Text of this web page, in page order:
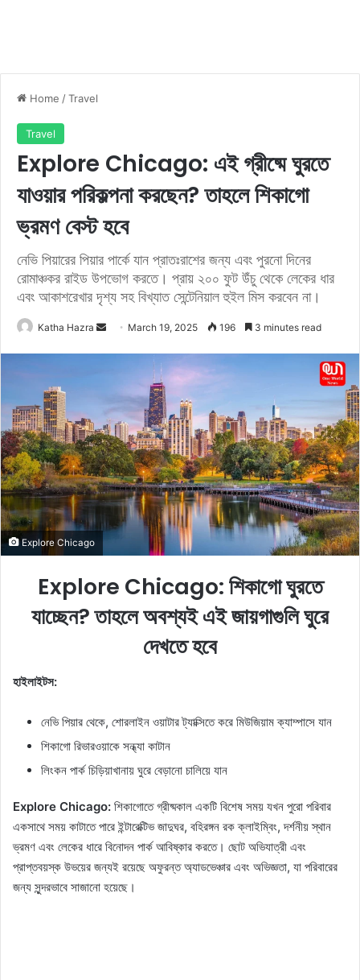
Home /Travel
Travel
Explore Chicago: এই গ্রীষ্মে ঘুরতে
যাওয়ার পরিকল্পনা করছেন? তাহলে শিকাগো
ভ্রমণ বেস্ট হবে
নেভি পিয়ারের পিয়ার পার্কে যান প্রাতঃরাশের জন্য এবং পুরনো দিনের
রোমাঞ্চকর রাইড উপভোগ করতে। প্রায় ২০০ ফুট উঁচু থেকে লেকের ধার
এবং আকাশরেখার দৃশ্য সহ বিখ্যাত সেন্টেনিয়াল হুইল মিস করবেন না।
Katha Hazra
a
n
e
m
a
i
March 19, 2025 196 3 minutes read
Explore Chicago
Explore Chicago: শিকাগো ঘুরতে
যাচ্ছেন? তাহলে অবশ্যই এই জায়গাগুলি ঘুরে
দেখতে হবে
হাইলাইটস:
নেভি পিয়ার থেকে, শোরলাইন ওয়াটার ট্যাক্সিতে করে মিউজিয়াম ক্যাম্পাসে যান
শিকাগো রিভারওয়াকে সন্ধ্যা কাটান
লিংকন পার্ক চিড়িয়াখানায় ঘুরে বেড়ানো চালিয়ে যান
Explore Chicago: শিকাগোতে গ্রীষ্মকাল একটি বিশেষ সময় যখন পুরো পরিবার
একসাথে সময় কাটাতে পারে ইন্টারেক্টিভ জাদুঘর, বহিরঙ্গন রক ক্লাইম্বিং, দর্শনীয় স্থান
ভ্রমণ এবং লেকের ধারে বিনোদন পার্ক আবিষ্কার করতে। ছোট অভিযাত্রী এবং
প্রাপ্তবয়স্ক উভয়ের জন্যই রয়েছে অফুরন্ত অ্যাডভেঞ্চার এবং অভিজ্ঞতা, যা পরিবারের
জন্য সুন্দরভাবে সাজানো হয়েছে।